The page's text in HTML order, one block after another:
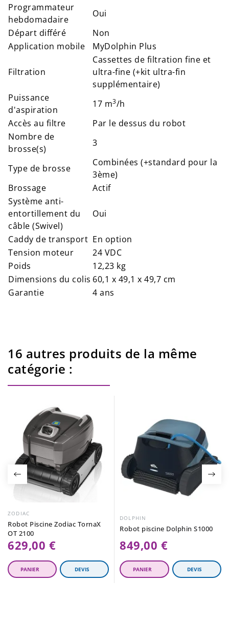
Programmateur
hebdomadaire
Oui
Départ différé
Non
Application mobile
MyDolphin Plus
Filtration
Cassettes de filtration fine et
ultra-fine (+kit ultra-fin
supplémentaire)
Puissance
d'aspiration
17 m3/h
Accès au filtre
Par le dessus du robot
Nombre de
brosse(s)
3
Type de brosse
Combinées (+standard pour la
3ème)
Brossage
Actif
Système anti-
entortillement du
câble (Swivel)
Oui
Caddy de transport En option
Tension moteur
24 VDC
Poids
12,23 kg
Dimensions du colis 60,1 x 49,1 x 49,7 cm
Garantie
4 ans
16 autres produits de la même
catégorie :
ZODIAC
Robot Piscine Zodiac TornaX
OT 2100
629,00 €
DOLPHIN
Robot piscine Dolphin S1000
849,00 €